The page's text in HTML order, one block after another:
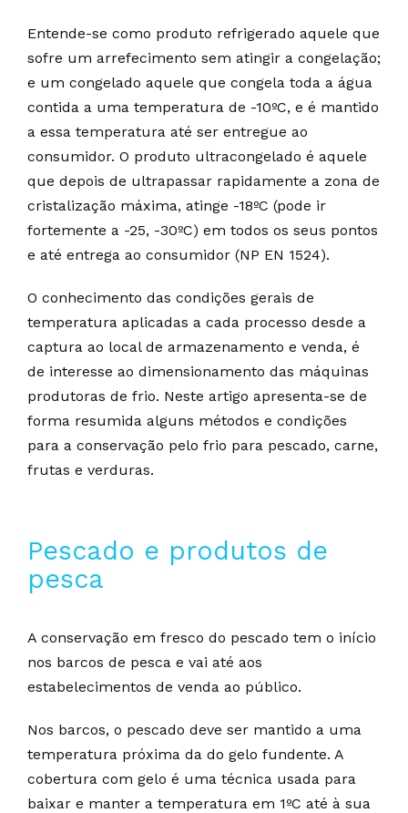
Entende-se como produto refrigerado aquele que
sofre um arrefecimento sem atingir a congelação;
e um congelado aquele que congela toda a água
contida a uma temperatura de -10ºC, e é mantido
a essa temperatura até ser entregue ao
consumidor. O produto ultracongelado é aquele
que depois de ultrapassar rapidamente a zona de
cristalização máxima, atinge -18ºC (pode ir
fortemente a -25, -30ºC) em todos os seus pontos
e até entrega ao consumidor (NP EN 1524).
O conhecimento das condições gerais de
temperatura aplicadas a cada processo desde a
captura ao local de armazenamento e venda, é
de interesse ao dimensionamento das máquinas
produtoras de frio. Neste artigo apresenta-se de
forma resumida alguns métodos e condições
para a conservação pelo frio para pescado, carne,
frutas e verduras.
Pescado e produtos de
pesca
A conservação em fresco do pescado tem o início
nos barcos de pesca e vai até aos
estabelecimentos de venda ao público.
Nos barcos, o pescado deve ser mantido a uma
temperatura próxima da do gelo fundente. A
cobertura com gelo é uma técnica usada para
baixar e manter a temperatura em 1ºC até à sua